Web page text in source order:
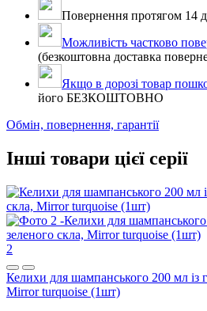
Повернення протягом 14
Можливість частково
(безкоштовна доставка
Якщо в дорозі товар
його БЕЗКОШТОВНО
Обмін, повернення, гарантії
Інші товари цієї серії
2
Келихи для шампанського 200 мл із
Mirror turquoise (1шт)